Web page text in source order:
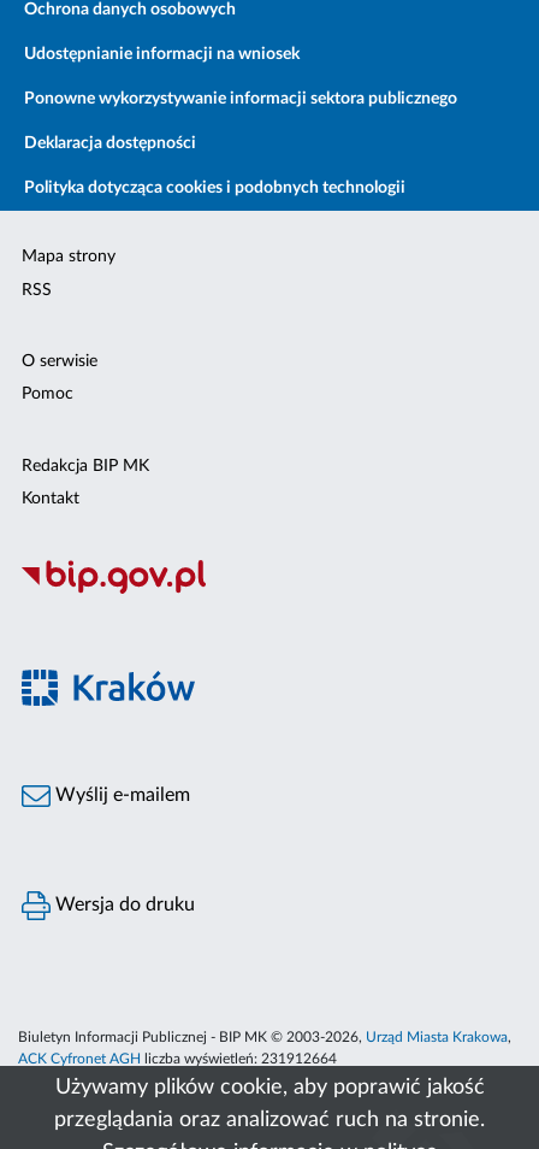
Używamy plików cookie, aby poprawić jakość
przeglądania oraz analizować ruch na stronie.
Ochrona danych osobowych
Udostępnianie informacji na wniosek
Ponowne wykorzystywanie informacji sektora publicznego
Deklaracja dostępności
Polityka dotycząca cookies i podobnych technologii
Mapa strony
RSS
O serwisie
Pomoc
Redakcja BIP MK
Kontakt
Wyślij e-mailem
Wersja do druku
Biuletyn Informacji Publicznej - BIP MK © 2003-2026, Urząd Miasta Krakowa,
ACK Cyfronet AGH
liczba wyświetleń: 231912664